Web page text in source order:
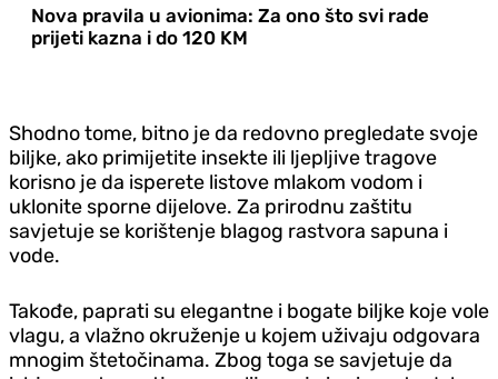
Nova pravila u avionima: Za ono što svi rade
prijeti kazna i do 120 KM
Shodno tome, bitno je da redovno pregledate svoje
biljke, ako primijetite insekte ili ljepljive tragove
korisno je da isperete listove mlakom vodom i
uklonite sporne dijelove. Za prirodnu zaštitu
savjetuje se korištenje blagog rastvora sapuna i
vode.
Takođe, paprati su elegantne i bogate biljke koje vole
vlagu, a vlažno okruženje u kojem uživaju odgovara
mnogim štetočinama. Zbog toga se savjetuje da